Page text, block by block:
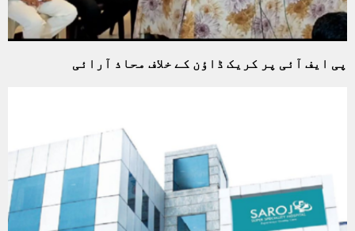
پی ایف آئی پر کریک ڈاؤن کے خلاف محاذ آرائی